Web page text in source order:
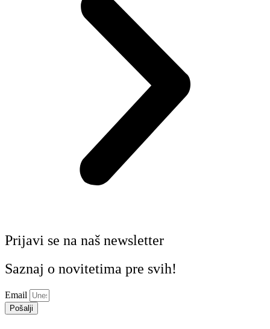
Prijavi se na naš newsletter
Saznaj o novitetima pre svih!
Email
Pošalji